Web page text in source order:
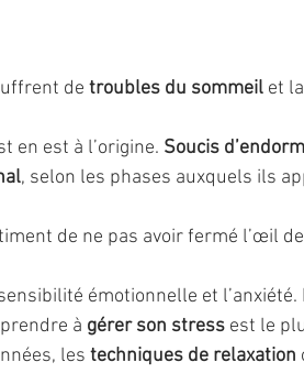
de troubles du sommeil et
en est à l’origine. Soucis
, selon les phases auxquels ils
de ne pas avoir fermé l’œil
émotionnelle et
à gérer son stress est le
les techniques de relaxation